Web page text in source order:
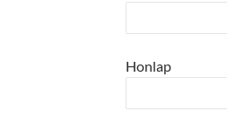
Honlap